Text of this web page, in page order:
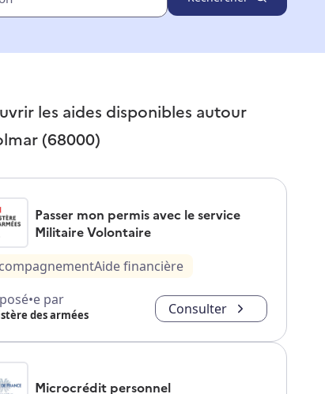
les aides disponibles autour
(68000)
Passer mon permis avec le service
Militaire Volontaire
Aide financière
par
des armées Consulter
Microcrédit personnel